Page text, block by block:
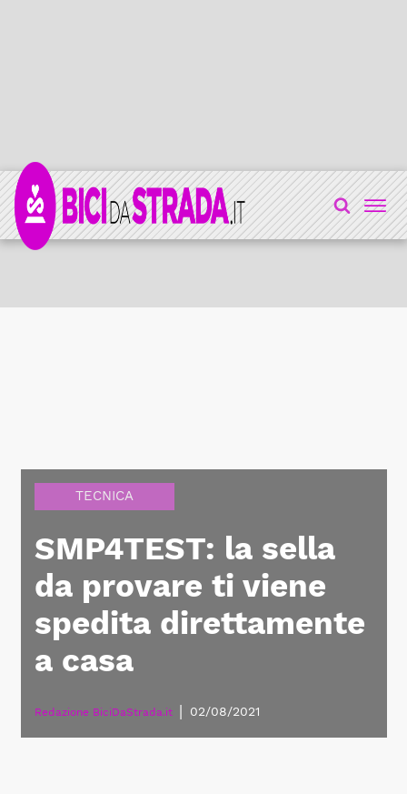
TECNICA
SMP4TEST: la sella
da provare ti viene
spedita direttamente
a casa
Redazione BiciDaStrada.it 02/08/2021